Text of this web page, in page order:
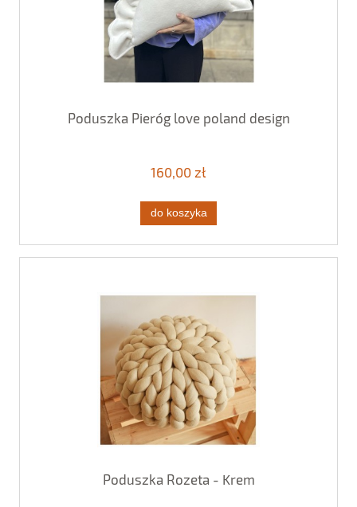
Poduszka Pieróg love poland design
160,00 zł
do koszyka
Poduszka Rozeta - Krem